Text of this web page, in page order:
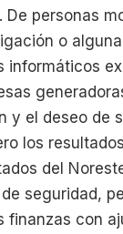
personas
o
informáticos
y el deseo de
los
del
seguridad,
con